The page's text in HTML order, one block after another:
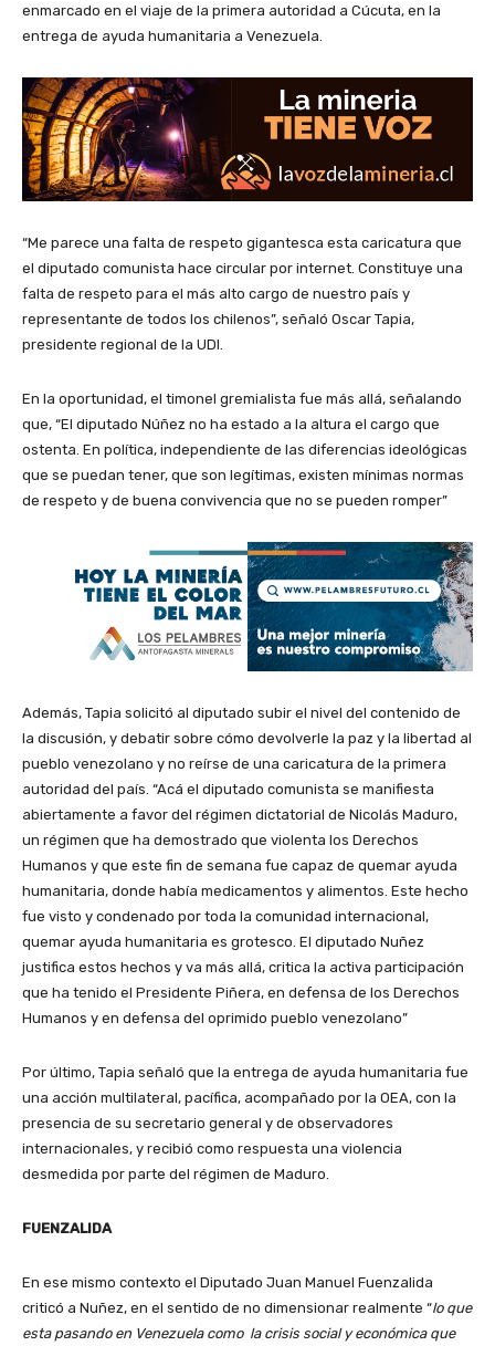
enmarcado en el viaje de la primera autoridad a Cúcuta, en la
entrega de ayuda humanitaria a Venezuela.
“Me parece una falta de respeto gigantesca esta caricatura que
el diputado comunista hace circular por internet. Constituye una
falta de respeto para el más alto cargo de nuestro país y
representante de todos los chilenos”, señaló Oscar Tapia,
presidente regional de la UDI.
En la oportunidad, el timonel gremialista fue más allá, señalando
que, “El diputado Núñez no ha estado a la altura el cargo que
ostenta. En política, independiente de las diferencias ideológicas
que se puedan tener, que son legítimas, existen mínimas normas
de respeto y de buena convivencia que no se pueden romper”
Además, Tapia solicitó al diputado subir el nivel del contenido de
la discusión, y debatir sobre cómo devolverle la paz y la libertad al
pueblo venezolano y no reírse de una caricatura de la primera
autoridad del país. “Acá el diputado comunista se manifiesta
abiertamente a favor del régimen dictatorial de Nicolás Maduro,
un régimen que ha demostrado que violenta los Derechos
Humanos y que este fin de semana fue capaz de quemar ayuda
humanitaria, donde había medicamentos y alimentos. Este hecho
fue visto y condenado por toda la comunidad internacional,
quemar ayuda humanitaria es grotesco. El diputado Nuñez
justifica estos hechos y va más allá, critica la activa participación
que ha tenido el Presidente Piñera, en defensa de los Derechos
Humanos y en defensa del oprimido pueblo venezolano”
Por último, Tapia señaló que la entrega de ayuda humanitaria fue
una acción multilateral, pacífica, acompañado por la OEA, con la
presencia de su secretario general y de observadores
internacionales, y recibió como respuesta una violencia
desmedida por parte del régimen de Maduro.
FUENZALIDA
En ese mismo contexto el Diputado Juan Manuel Fuenzalida
criticó a Nuñez, en el sentido de no dimensionar realmente “lo que
esta pasando en Venezuela como la crisis social y económica que